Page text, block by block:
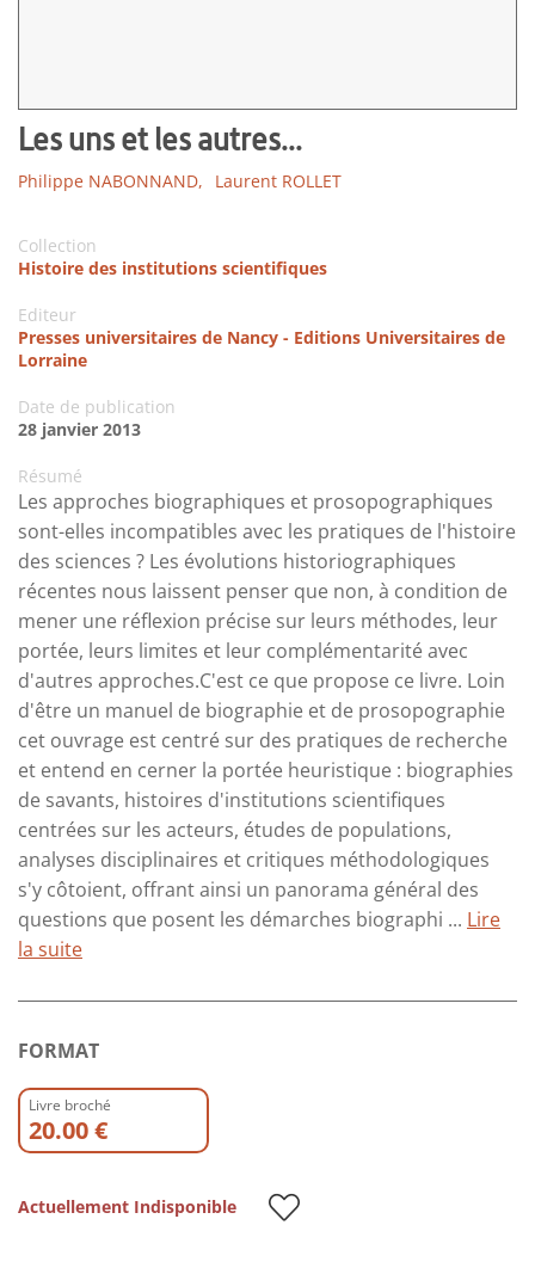
Les uns et les autres...
Philippe NABONNAND, Laurent ROLLET
Collection
Histoire des institutions scientifiques
Editeur
Presses universitaires de Nancy - Editions Universitaires de
Lorraine
Date de publication
28 janvier 2013
Résumé
Les approches biographiques et prosopographiques
sont-elles incompatibles avec les pratiques de l'histoire
des sciences ? Les évolutions historiographiques
récentes nous laissent penser que non, à condition de
mener une réflexion précise sur leurs méthodes, leur
portée, leurs limites et leur complémentarité avec
d'autres approches.C'est ce que propose ce livre. Loin
d'être un manuel de biographie et de prosopographie
cet ouvrage est centré sur des pratiques de recherche
et entend en cerner la portée heuristique : biographies
de savants, histoires d'institutions scientifiques
centrées sur les acteurs, études de populations,
analyses disciplinaires et critiques méthodologiques
s'y côtoient, offrant ainsi un panorama général des
questions que posent les démarches biographi ... Lire
la suite
FORMAT
Livre broché
20.00 €
Actuellement Indisponible